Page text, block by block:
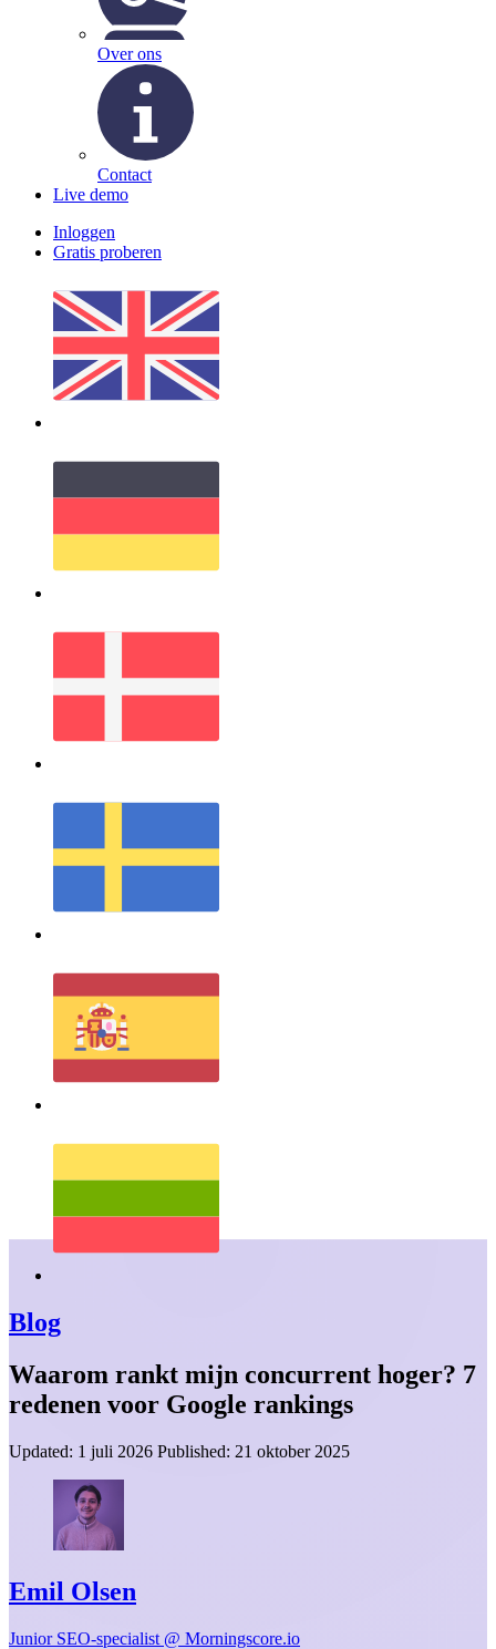
Over ons
Contact
Live demo
Inloggen
Gratis proberen
Blog
Waarom rankt mijn concurrent hoger? 7
redenen voor Google rankings
Updated: 1 juli 2026 Published: 21 oktober 2025
Emil Olsen
Junior SEO-specialist @ Morningscore.io